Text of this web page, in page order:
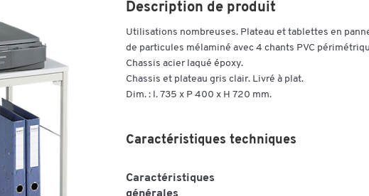
Description de produit
Utilisations nombreuses. Plateau et tablettes en
de particules mélaminé avec 4 chants PVC
Chassis acier laqué époxy.
Chassis et plateau gris clair. Livré à plat.
Dim. : l. 735 x P 400 x H 720 mm.
Caractéristiques techniques
Caractéristiques